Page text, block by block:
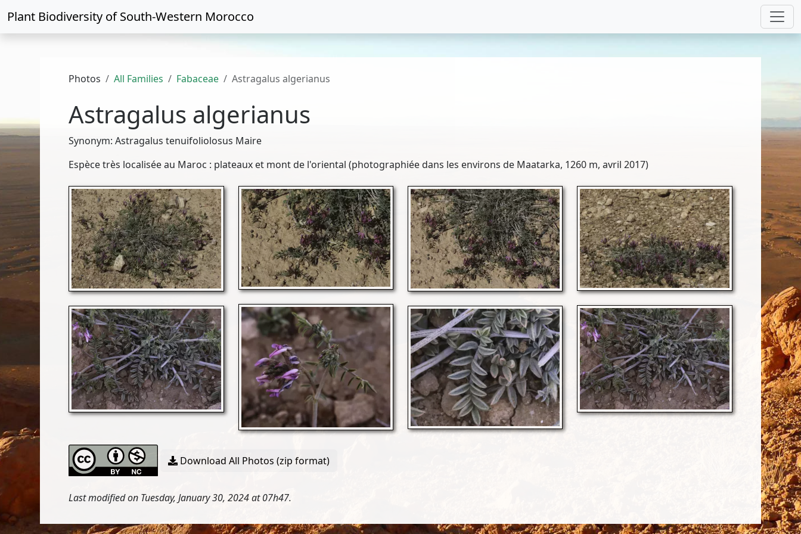
Plant Biodiversity ofSouth-Western Morocco
Photos All Families Fabaceae Astragalus algerianus
Astragalus algerianus
Synonym: Astragalus tenuifoliolosus Maire
Espèce très localisée au Maroc : plateaux et mont de l'oriental (photographiée dans les environs de Maatarka, 1260 m, avril 2017)
Download All Photos (zip format)
Last modified on Tuesday, January 30, 2024 at 07h47.